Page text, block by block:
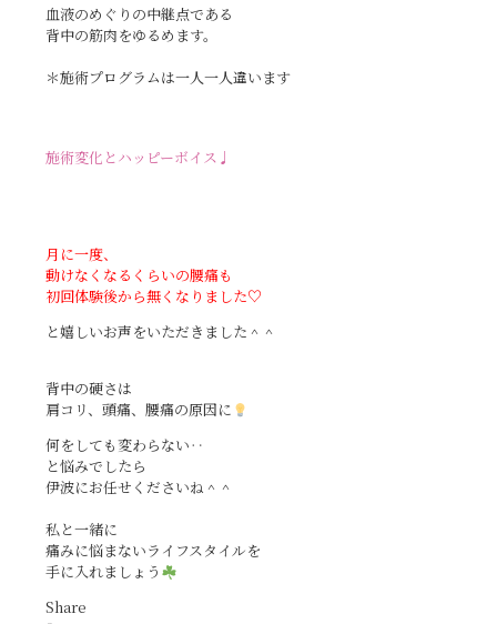
血液のめぐりの中継点である
背中の筋肉をゆるめます。
＊施術プログラムは一人一人違います
施術変化とハッピーボイス♩
月に一度、
動けなくなるくらいの腰痛も
初回体験後から無くなりました♡
と嬉しいお声をいただきました＾＾
背中の硬さは
肩コリ、頭痛、腰痛の原因に
何をしても変わらない‥
と悩みでしたら
伊波にお任せくださいね＾＾
私と一緒に
痛みに悩まないライフスタイルを
手に入れましょう
Share